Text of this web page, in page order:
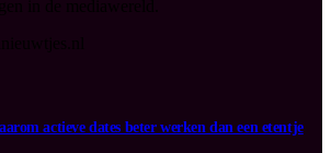
actieve dates beter werken dan een etentje